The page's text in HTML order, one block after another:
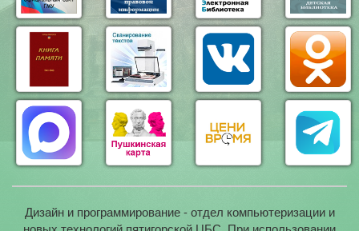
Дизайн и программирование - отдел компьютеризации и